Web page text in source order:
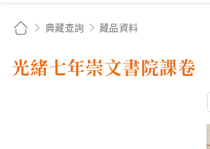
典藏查詢 藏品資料
光緒七年崇文書院課卷